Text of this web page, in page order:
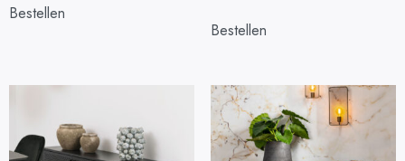
Bestellen
Bestellen